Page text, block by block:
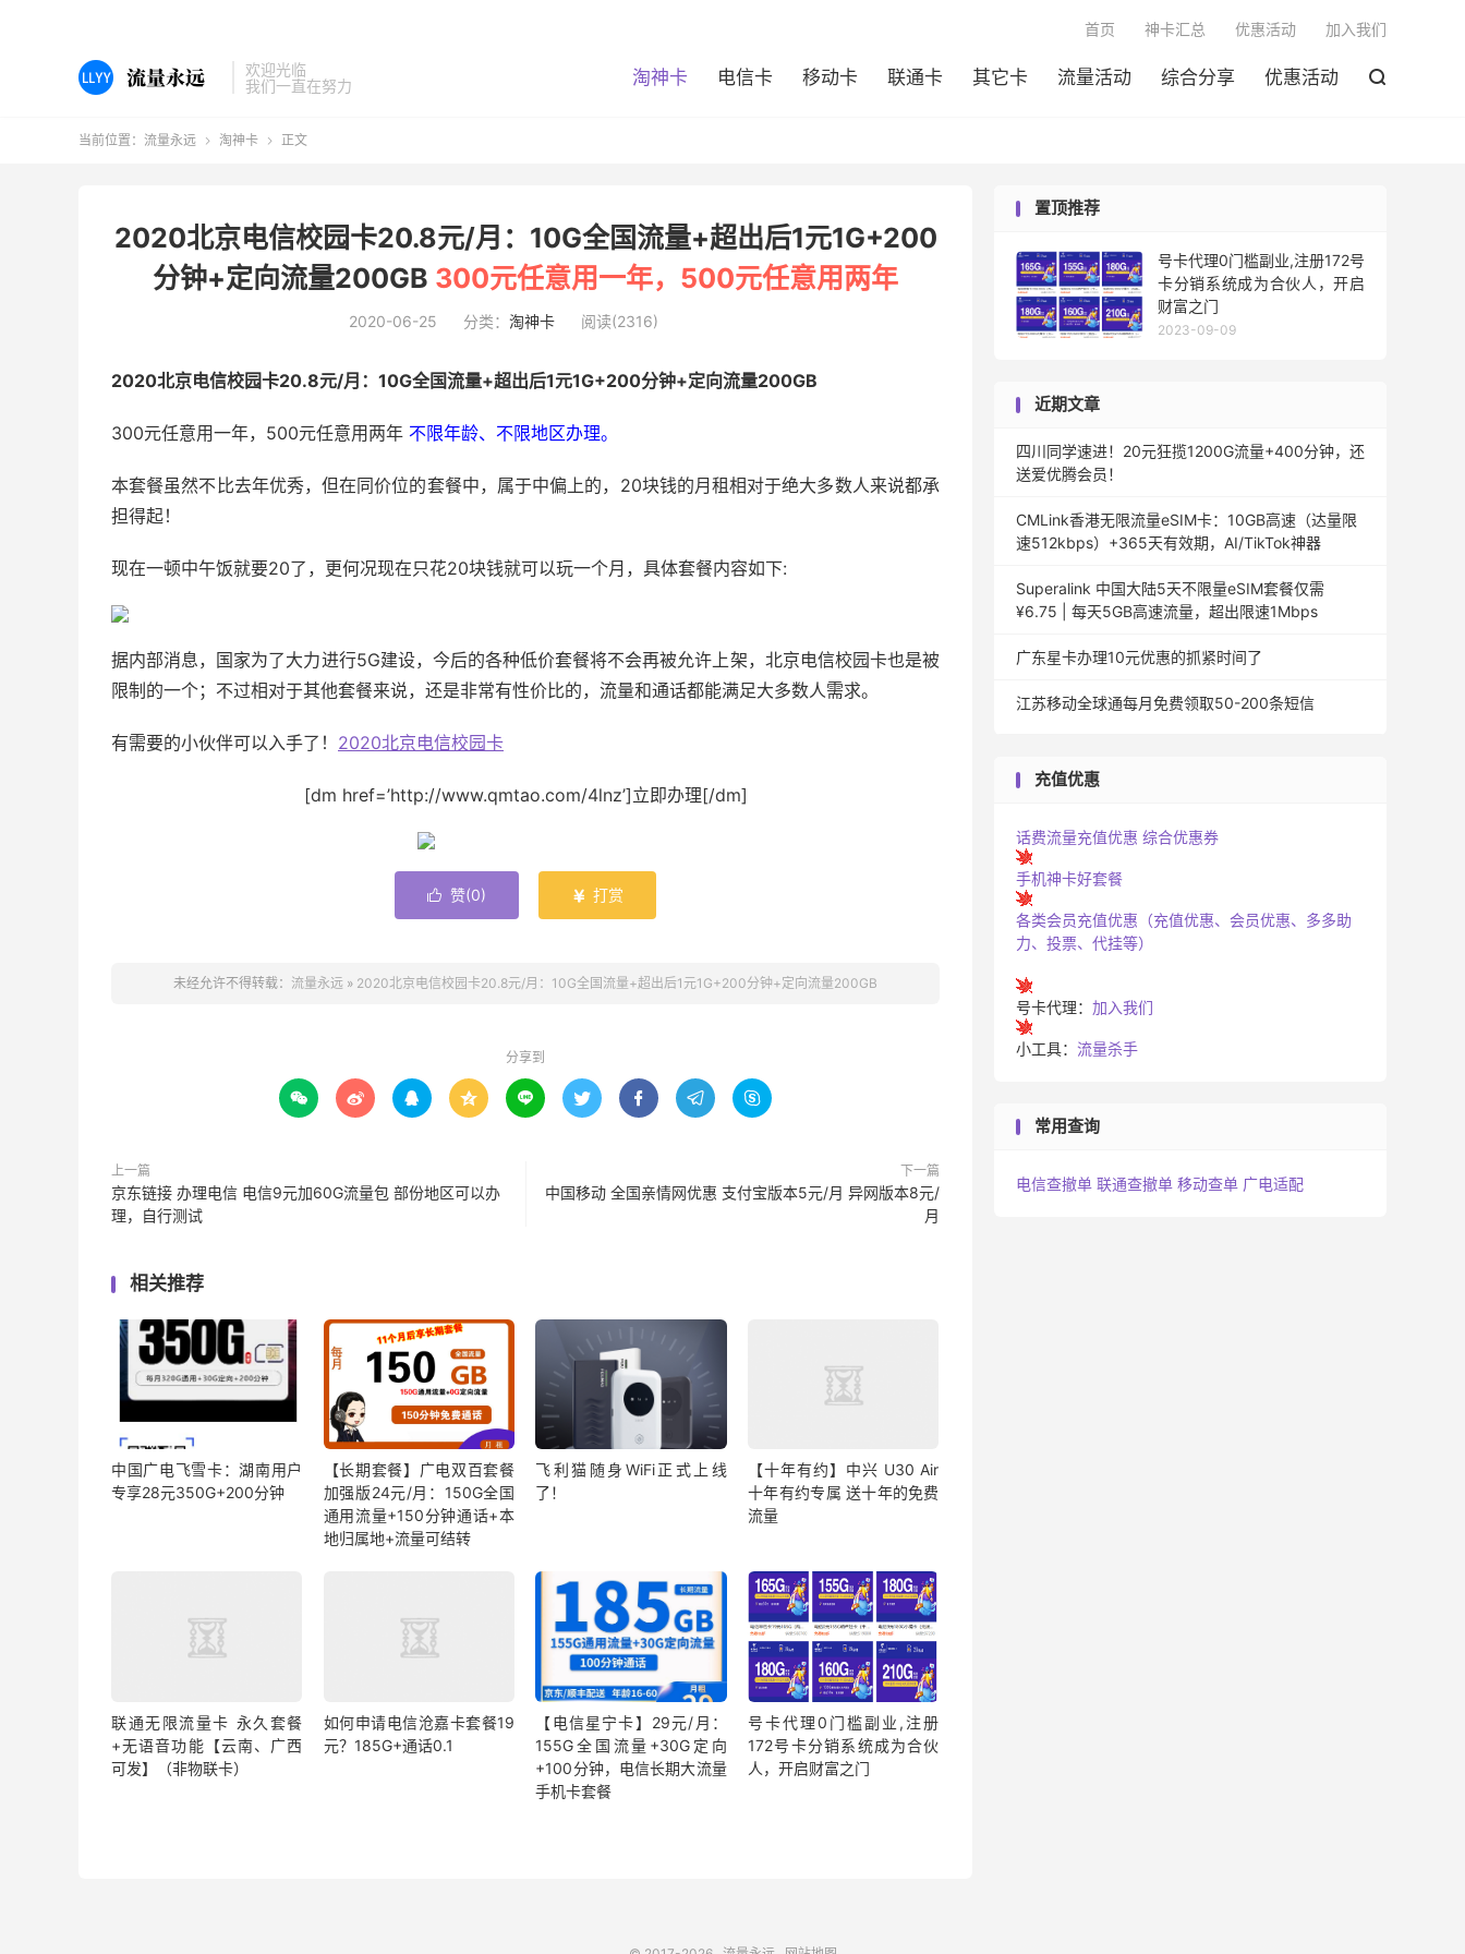
欢迎光临
我们一直在努力
淘神卡 电信卡 移动卡 联通卡 其它卡 流量活动 综合分享 优惠活动 
首页 神卡汇总 优惠活动 加入我们
当前位置： 流量永远  淘神卡  正文
2020北京电信校园卡20.8元/月：10G全国流量+超出后1元1G+200
分钟+定向流量200GB 300元任意用一年，500元任意用两年
2020-06-25 分类： 淘神卡 阅读(2316)
2020北京电信校园卡20.8元/月：10G全国流量+超出后1元1G+200分钟+定向流量200GB
300元任意用一年，500元任意用两年 不限年龄、不限地区办理。
本套餐虽然不比去年优秀，但在同价位的套餐中，属于中偏上的，20块钱的月租相对于绝大多数人来说都承
担得起！
现在一顿中午饭就要20了，更何况现在只花20块钱就可以玩一个月，具体套餐内容如下:
据内部消息，国家为了大力进行5G建设，今后的各种低价套餐将不会再被允许上架，北京电信校园卡也是被
限制的一个；不过相对于其他套餐来说，还是非常有性价比的，流量和通话都能满足大多数人需求。
有需要的小伙伴可以入手了！ 2020北京电信校园卡
[dm href=’http://www.qmtao.com/4lnz’]立即办理[/dm]
 赞(0)  打赏
未经允许不得转载： 流量永远 » 2020北京电信校园卡20.8元/月：10G全国流量+超出后1元1G+200分钟+定向流量200GB
分享到
        
上一篇
京东链接 办理电信 电信9元加60G流量包 部份地区可以办
理，自行测试
下一篇
中国移动 全国亲情网优惠 支付宝版本5元/月 异网版本8元/
月
相关推荐
中国广电飞雪卡：湖南用户
专享28元350G+200分钟
【长期套餐】广电双百套餐
加强版24元/月：150G全国
通用流量+150分钟通话+本
地归属地+流量可结转
飞利猫随身WiFi正式上线
了！
【十年有约】中兴 U30 Air
十年有约专属 送十年的免费
流量
联通无限流量卡 永久套餐
+无语音功能【云南、广西
可发】（非物联卡）
如何申请电信沧嘉卡套餐19
元？185G+通话0.1
【电信星宁卡】29元/月：
155G全国流量+30G定向
+100分钟，电信长期大流量
手机卡套餐
号卡代理0门槛副业,注册
172号卡分销系统成为合伙
人，开启财富之门
置顶推荐
号卡代理0门槛副业,注册172号
卡分销系统成为合伙人，开启
财富之门
2023-09-09
近期文章
四川同学速进！20元狂揽1200G流量+400分钟，还
送爱优腾会员！
CMLink香港无限流量eSIM卡：10GB高速（达量限
速512kbps）+365天有效期，AI/TikTok神器
Superalink 中国大陆5天不限量eSIM套餐仅需
¥6.75 | 每天5GB高速流量，超出限速1Mbps
广东星卡办理10元优惠的抓紧时间了
江苏移动全球通每月免费领取50-200条短信
充值优惠
话费流量充值优惠 综合优惠券
手机神卡好套餐
各类会员充值优惠（充值优惠、会员优惠、多多助
力、投票、代挂等）
号卡代理： 加入我们
小工具： 流量杀手
常用查询
电信查撤单 联通查撤单 移动查单 广电适配